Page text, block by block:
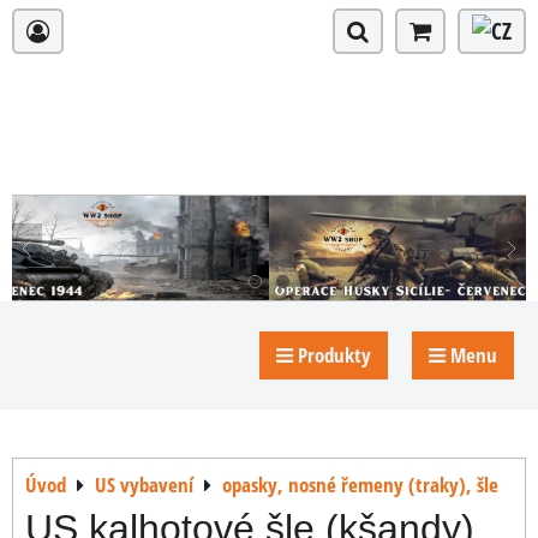
Produkty Menu
Úvod US vybavení opasky, nosné řemeny (traky), šle
US kalhotové šle (kšandy)